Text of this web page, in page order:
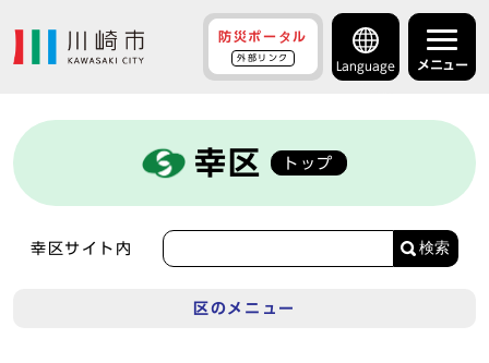
防災ポータル
外部リンク
Language メニュー
幸区 トップ
幸区サイト内 検索
区のメニュー